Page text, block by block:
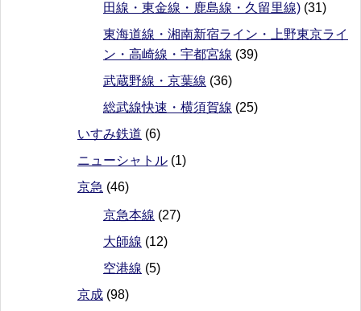
田線・東金線・鹿島線・久留里線) (31)
東海道線・湘南新宿ライン・上野東京ライ
ン・高崎線・宇都宮線 (39)
武蔵野線・京葉線 (36)
総武線快速・横須賀線 (25)
いすみ鉄道 (6)
ニューシャトル (1)
京急 (46)
京急本線 (27)
大師線 (12)
空港線 (5)
京成 (98)